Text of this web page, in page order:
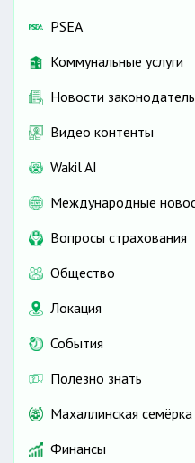
PSEA
Коммунальные услуги
Новости
Видео контенты
Wakil AI
Международные
Вопросы страхования
Общество
Локация
События
Полезно знать
Махаллинская семёрка
Финансы